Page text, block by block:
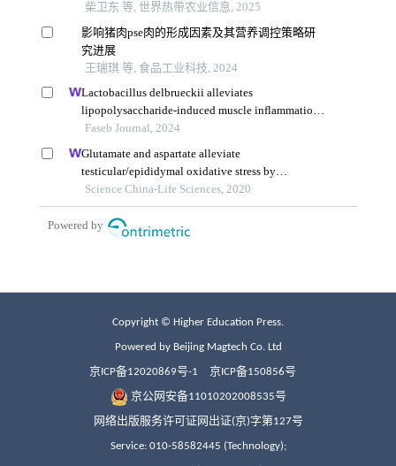
Copyright © Higher Education Press.
Powered by Beijing Magtech Co. Ltd
京ICP备12020869号-1 京ICP备150856号
京公网安备11010202008535号
网络出版服务许可证网出证(京)字第127号
Service: 010-58582445 (Technology);